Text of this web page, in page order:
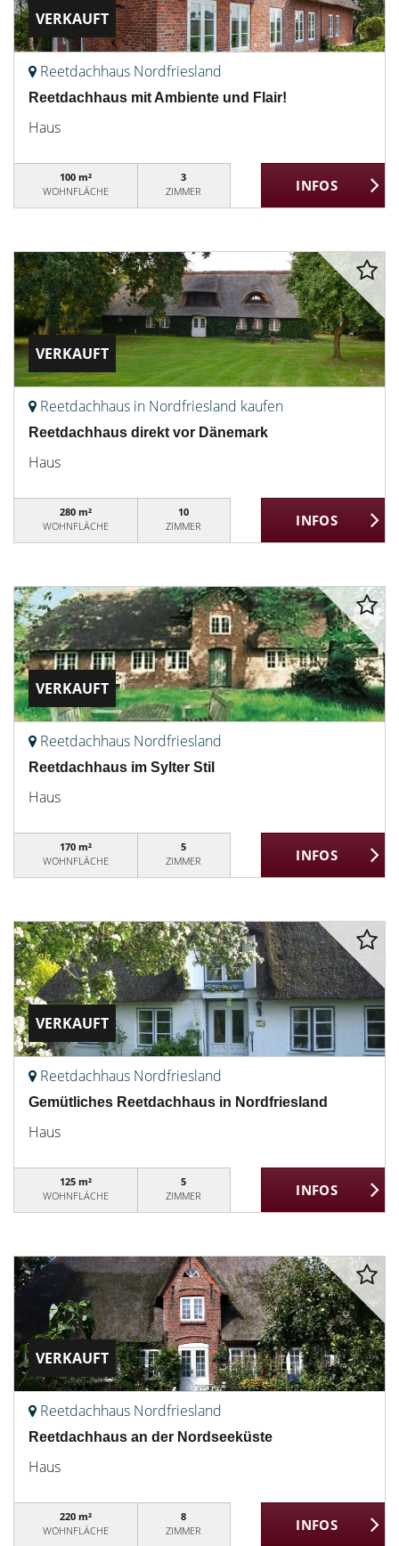
VERKAUFT
Reetdachhaus Nordfriesland
Reetdachhaus mit Ambiente und Flair!
Haus
100 m²
WOHNFLÄCHE
3
ZIMMER
VERKAUFT
Reetdachhaus in Nordfriesland kaufen
Reetdachhaus direkt vor Dänemark
Haus
280 m²
WOHNFLÄCHE
10
ZIMMER
VERKAUFT
Reetdachhaus Nordfriesland
Reetdachhaus im Sylter Stil
Haus
170 m²
WOHNFLÄCHE
5
ZIMMER
VERKAUFT
Reetdachhaus Nordfriesland
Gemütliches Reetdachhaus in Nordfriesland
Haus
125 m²
WOHNFLÄCHE
5
ZIMMER
VERKAUFT
Reetdachhaus Nordfriesland
Reetdachhaus an der Nordseeküste
Haus
220 m²
WOHNFLÄCHE
8
ZIMMER